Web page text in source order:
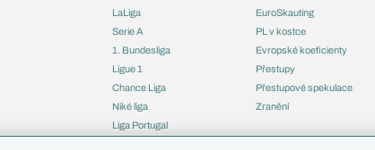
LaLiga
Serie A
1. Bundesliga
Ligue 1
Chance Liga
Niké liga
Liga Portugal
EuroSkauting
PL v kostce
Evropské koeficienty
Přestupy
Přestupové spekulace
Zranění